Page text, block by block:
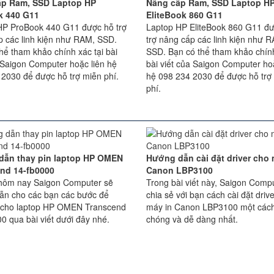
Ram, SSD Laptop HP
440 G11
ProBook 440 G11 được hỗ trợ
các linh kiện như RAM, SSD.
tham khảo chính xác tại bài
Computer hoặc liên hệ
để được hỗ trợ miễn phí.
Nâng cấp Ram, SSD Laptop
EliteBook 860 G11
Laptop HP EliteBook 860 G11
trợ nâng cấp các linh kiện như
SSD. Bạn có thể tham khảo
bài viết của Saigon Computer
hệ 098 234 2030 để được hỗ trợ
phí.
thay pin laptop HP OMEN
14-fb0000
nay Saigon Computer sẽ
cho các bạn các bước để
laptop HP OMEN Transcend
qua bài viết dưới đây nhé.
Hướng dẫn cài đặt driver cho
Canon LBP3100
Trong bài viết này, Saigon
chia sẻ với bạn cách cài đặt
máy in Canon LBP3100 một
chóng và dễ dàng nhất.